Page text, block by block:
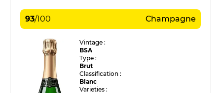
93/100 Champagne
Vintage :
BSA
Type :
Brut
Classification :
Blanc
Varieties :